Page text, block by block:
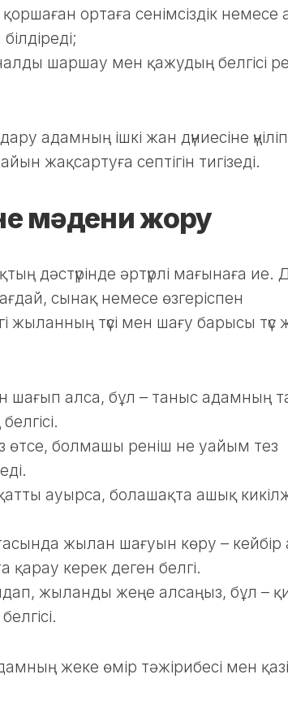
ортаға сенімсіздік
шаршау мен қажудың белгісі
адамның ішкі жан дүниесіне
жақсартуға септігін тигізеді.
мәдени жору
дәстүрінде әртүрлі мағынаға ие.
сынақ немесе өзгеріспен
жыланның түсі мен шағу барысы
шағып алса, бұл – таныс адамның
өтсе, болмашы реніш не уайым тез
ауырса, болашақта ашық
жылан шағуын көру –
керек деген белгі.
жыланды жеңе алсаңыз, бұл –
жеке өмір тәжірибесі мен